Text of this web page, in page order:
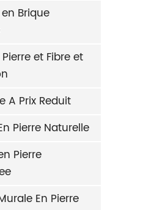
Brique
et Fibre et
A Prix Reduit
Pierre Naturelle
Pierre
En Pierre